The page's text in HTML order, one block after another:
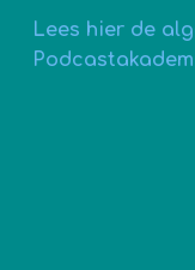
Lees hier de